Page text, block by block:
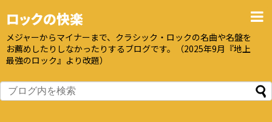
ロックの快楽
メジャーからマイナーまで、クラシック・ロックの名曲や名盤を
お薦めしたりしなかったりするブログです。（2025年9月『地上
最強のロック』より改題）